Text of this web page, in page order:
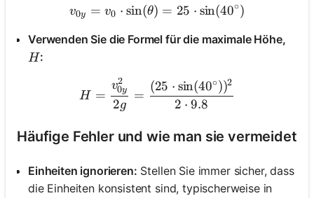
v_{0y} = v_0 \cdot
v0y = v0 ⋅ sin(θ) = 25 ⋅ sin(40∘)
Verwenden Sie die Formel für die maximale Höhe,
H
H:
H = \frac{v_{0y}^2}{2g}
H =
2g
v0y
2
=
2 ⋅ 9.8
(25 ⋅ sin(40∘))2
Häufige Fehler und wie man sie vermeidet
Einheiten ignorieren: Stellen Sie immer sicher, dass
die Einheiten konsistent sind, typischerweise in